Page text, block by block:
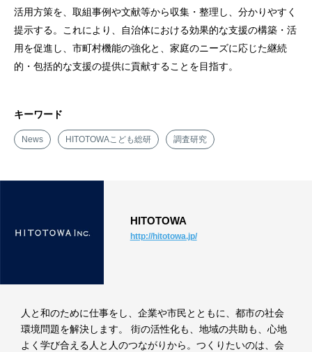
活用方策を、取組事例や文献等から収集・整理し、分かりやすく
提示する。これにより、自治体における効果的な支援の構築・活
用を促進し、市町村機能の強化と、家庭のニーズに応じた継続
的・包括的な支援の提供に貢献することを目指す。
キーワード
News HITOTOWAこども総研 調査研究
HITOTOWA
http://hitotowa.jp/
人と和のために仕事をし、企業や市民とともに、都市の社会
環境問題を解決します。 街の活性化も、地域の共助も、心地
よく学び合える人と人のつながりから。つくりたいのは、会